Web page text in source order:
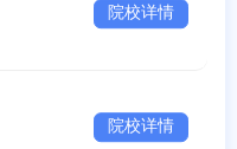
院校详情
院校详情